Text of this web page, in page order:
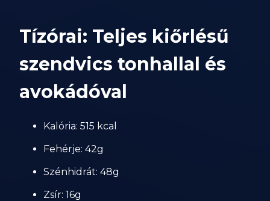
Tízórai: Teljes kiőrlésű
szendvics tonhallal és
avokádóval
Kalória: 515 kcal
Fehérje: 42g
Szénhidrát: 48g
Zsír: 16g